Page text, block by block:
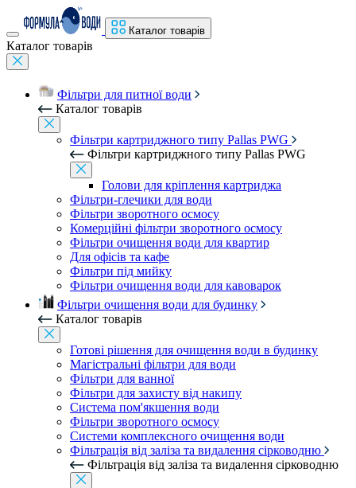
Каталог товарів
Каталог товарів
Фільтри для питної води
Каталог товарів
Фільтри картриджного типу Pallas PWG
Фільтри картриджного типу Pallas PWG
Голови для кріплення картриджа
Фільтри-глечики для води
Фільтри зворотного осмосу
Комерційні фільтри зворотного осмосу
Фільтри очищення води для квартир
Для офісів та кафе
Фільтри під мийку
Фільтри очищення води для кавоварок
Фільтри очищення води для будинку
Каталог товарів
Готові рішення для очищення води в будинку
Магістральні фільтри для води
Фільтри для ванної
Фільтри для захисту від накипу
Система пом'якшення води
Фільтри зворотного осмосу
Системи комплексного очищення води
Фільтрація від заліза та видалення сірководню
Фільтрація від заліза та видалення сірководню